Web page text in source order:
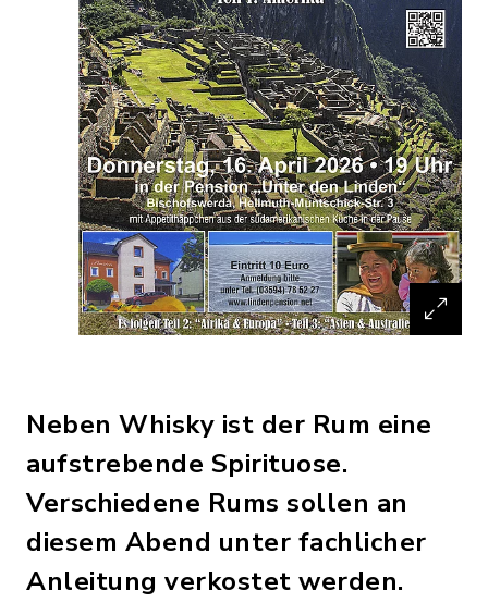
Neben Whisky ist der Rum eine
aufstrebende Spirituose.
Verschiedene Rums sollen an
diesem Abend unter fachlicher
Anleitung verkostet werden.